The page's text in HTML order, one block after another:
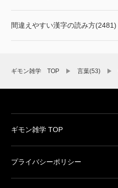
間違えやすい漢字の読み方(2481)
ギモン雑学 TOP 言葉(53)
ギモン雑学 TOP
プライバシーポリシー